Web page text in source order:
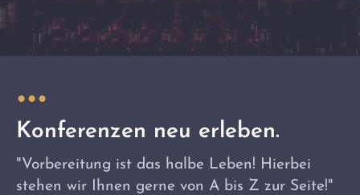
Konferenzen neu erleben.
"Vorbereitung ist das halbe Leben! Hierbei
stehen wir Ihnen gerne von A bis Z zur Seite!"